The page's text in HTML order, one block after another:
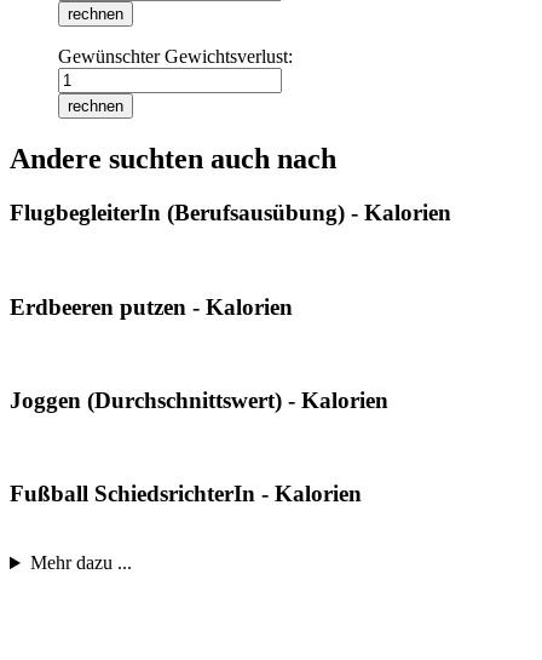
Gewünschter Gewichtsverlust:
Andere suchten auch nach
FlugbegleiterIn (Berufsausübung) - Kalorien
Erdbeeren putzen - Kalorien
Joggen (Durchschnittswert) - Kalorien
Fußball SchiedsrichterIn - Kalorien
Mehr dazu ...